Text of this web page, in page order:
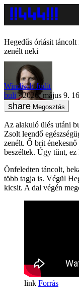
Hegedűs óriásit táncolt
zenélt neki
Windisch Judit
buli
2026. május 9.
Megosztás
Az alakuló ülés utáni
Zsolt leendő
zenélt. Ő brit
beszéltek. Úgy tűnt, ez
Önfeledten táncolt,
több tagja is. Végül
kicsit. A dal végén
Forrás